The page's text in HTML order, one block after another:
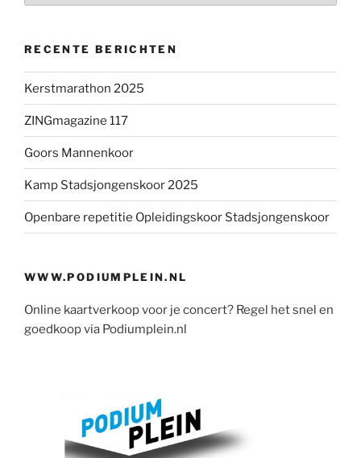
RECENTE BERICHTEN
Kerstmarathon 2025
ZINGmagazine 117
Goors Mannenkoor
Kamp Stadsjongenskoor 2025
Openbare repetitie Opleidingskoor Stadsjongenskoor
WWW.PODIUMPLEIN.NL
Online kaartverkoop voor je concert? Regel het snel en
goedkoop via Podiumplein.nl